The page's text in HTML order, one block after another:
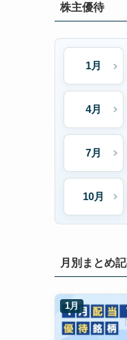
株主優待
1月
4月
7月
10月
月別まとめ
1月